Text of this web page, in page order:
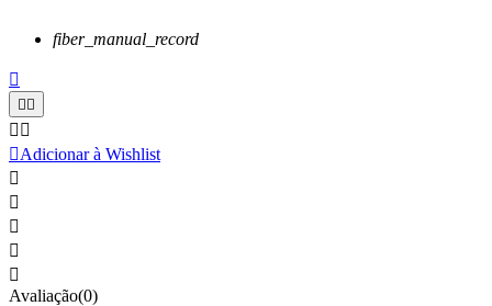
fiber_manual_record

 
 
Adicionar à Wishlist





Avaliação(0)